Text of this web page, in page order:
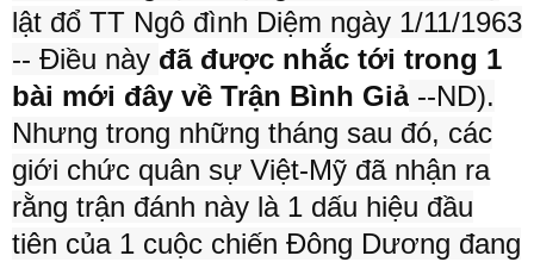
lật đổ TT Ngô đình Diệm ngày 1/11/1963
-- Điều này đã được nhắc tới trong 1
bài mới đây về Trận Bình Giả --ND).
Nhưng trong những tháng sau đó, các
giới chức quân sự Việt-Mỹ đã nhận ra
rằng trận đánh này là 1 dấu hiệu đầu
tiên của 1 cuộc chiến Đông Dương đang